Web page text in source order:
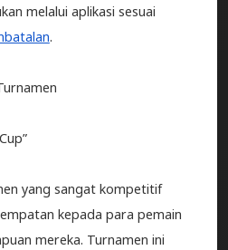
melalui aplikasi sesuai
.
yang sangat kompetitif
kepada para pemain
mereka. Turnamen ini